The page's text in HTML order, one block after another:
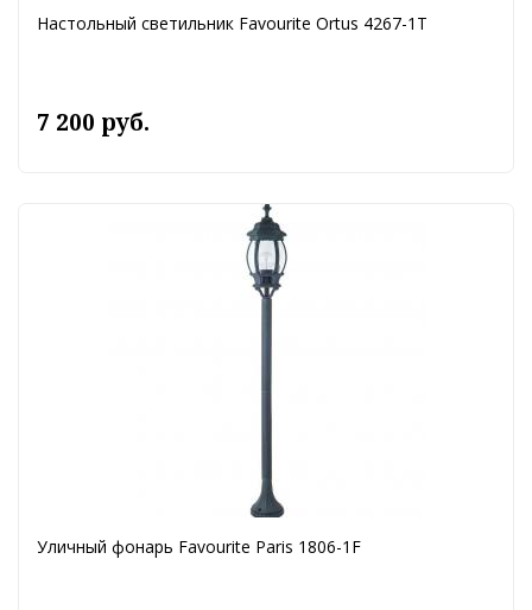
Настольный светильник Favourite Ortus 4267-1T
7 200 руб.
Уличный фонарь Favourite Paris 1806-1F